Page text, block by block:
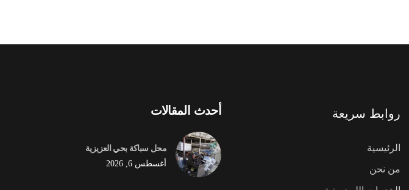
روابط سريعة
الرئيسية
من نحن
أحدث المقالات
محل سباكة بحي العزيزية
أغسطس 6, 2026